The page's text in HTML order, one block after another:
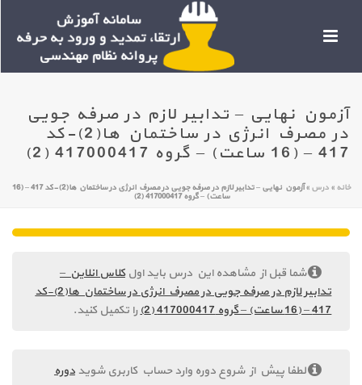
آزمون نهایی – تدابیر لازم در صرفه جویی
در مصرف انرژی در ساختمان ها(2)-کد
417 – (16 ساعت) – گروه 417000417 (2)
خانه »درس » آزمون نهایی – تدابیر لازم در صرفه جویی در مصرف انرژی در ساختمان ها(2)-کد 417 – (16
ساعت) – گروه 417000417 (2)
شما قبل از مشاهده این درس باید اولکلاس انلاین –
تدابیر لازم در صرفه جویی در مصرف انرژی در ساختمان ها(2)-کد
417 – (16 ساعت) – گروه 417000417 (2)
را تکمیل کنید.
لطفا پیش از شروع دوره وارد حساب کاربری شویددوره